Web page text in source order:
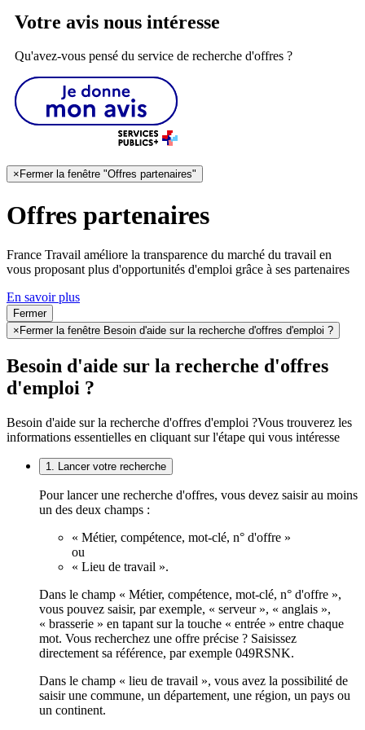
Votre avis nous intéresse
Qu'avez-vous pensé du service de recherche d'offres ?
× Fermer la fenêtre "Offres partenaires"
Offres partenaires
France Travail améliore la transparence du marché du travail en
vous proposant plus d'opportunités d'emploi grâce à ses partenaires
En savoir plus
Fermer
× Fermer la fenêtre Besoin d'aide sur la recherche d'offres d'emploi ?
Besoin d'aide sur la recherche d'offres
d'emploi ?
Besoin d'aide sur la recherche d'offres d'emploi ?Vous trouverez les
informations essentielles en cliquant sur l'étape qui vous intéresse
1. Lancer votre recherche
Pour lancer une recherche d'offres, vous devez saisir au moins
un des deux champs :
« Métier, compétence, mot-clé, n° d'offre »
ou
« Lieu de travail ».
Dans le champ « Métier, compétence, mot-clé, n° d'offre »,
vous pouvez saisir, par exemple, « serveur », « anglais »,
« brasserie » en tapant sur la touche « entrée » entre chaque
mot. Vous recherchez une offre précise ? Saisissez
directement sa référence, par exemple 049RSNK.
Dans le champ « lieu de travail », vous avez la possibilité de
saisir une commune, un département, une région, un pays ou
un continent.